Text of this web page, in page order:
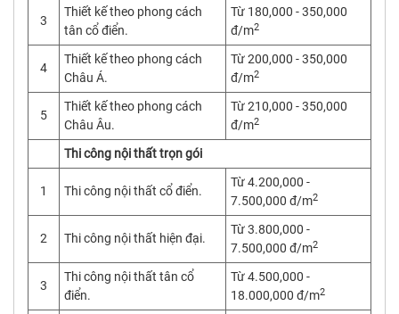
3
Thiết kế theo phong cách
tân cổ điển.
Từ 180,000 - 350,000
đ/m2
4
Thiết kế theo phong cách
Châu Á.
Từ 200,000 - 350,000
đ/m2
5
Thiết kế theo phong cách
Châu Âu.
Từ 210,000 - 350,000
đ/m2
Thi công nội thất trọn gói
1 Thi công nội thất cổ điển.
Từ 4.200,000 -
7.500,000 đ/m2
2 Thi công nội thất hiện đại.
Từ 3.800,000 -
7.500,000 đ/m2
3
Thi công nội thất tân cổ
điển.
Từ 4.500,000 -
18.000,000 đ/m2